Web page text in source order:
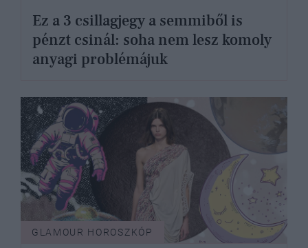
Ez a 3 csillagjegy a semmiből is
pénzt csinál: soha nem lesz komoly
anyagi problémájuk
GLAMOUR HOROSZKÓP